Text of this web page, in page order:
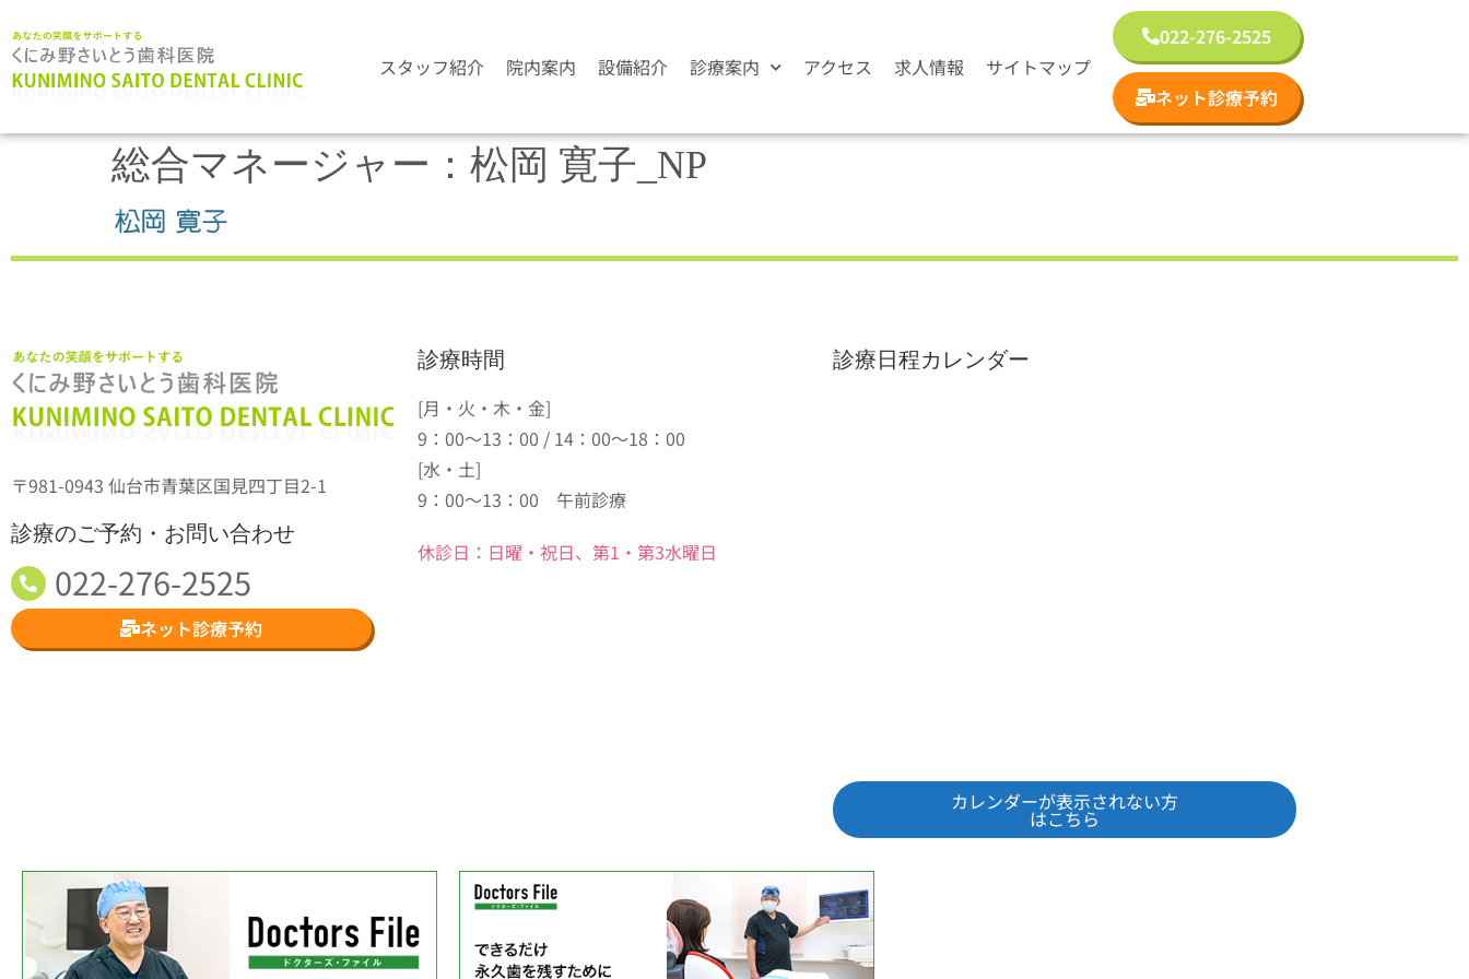
スタッフ紹介 院内案内 設備紹介 診療案内 アクセス 求人情報 サイトマップ
022-276-2525
ネット診療予約
総合マネージャー：松岡 寛子_NP
〒981-0943 仙台市青葉区国見四丁目2-1
診療のご予約・お問い合わせ
022-276-2525
ネット診療予約
診療時間
[月・火・木・金]
9：00～13：00 / 14：00～18：00
[水・土]
9：00～13：00 午前診療
休診日：日曜・祝日、第1・第3水曜日
診療日程カレンダー
カレンダーが表示されない方
はこちら